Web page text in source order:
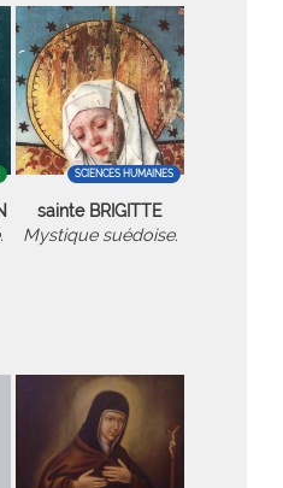
SCIENCES HUMAINES
sainte BRIGITTE
Mystique suédoise.